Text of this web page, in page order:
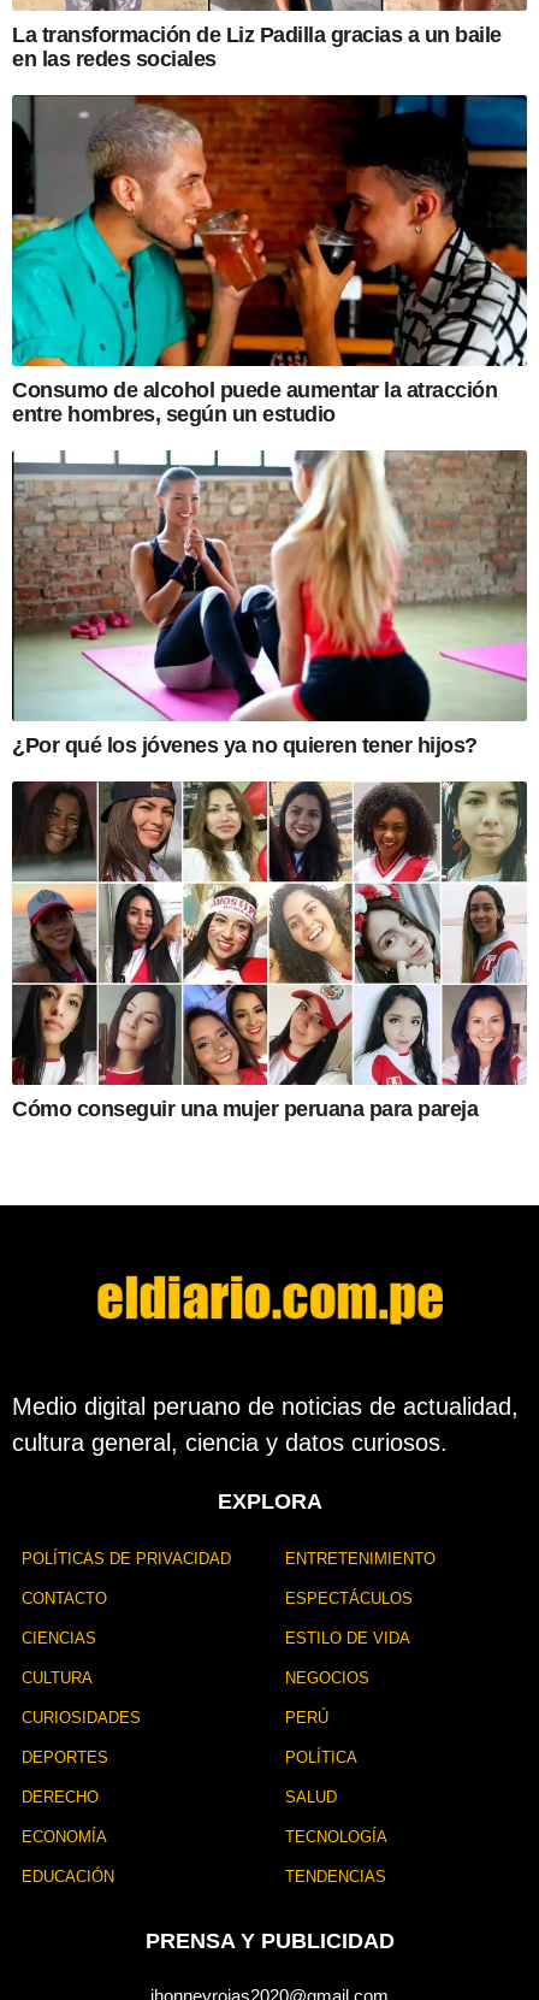
La transformación de Liz Padilla gracias a un baile
en las redes sociales
Consumo de alcohol puede aumentar la atracción
entre hombres, según un estudio
¿Por qué los jóvenes ya no quieren tener hijos?
Cómo conseguir una mujer peruana para pareja
Medio digital peruano de noticias de actualidad,
cultura general, ciencia y datos curiosos.
EXPLORA
POLÍTICAS DE PRIVACIDAD
CONTACTO
CIENCIAS
CULTURA
CURIOSIDADES
DEPORTES
DERECHO
ECONOMÍA
EDUCACIÓN
ENTRETENIMIENTO
ESPECTÁCULOS
ESTILO DE VIDA
NEGOCIOS
PERÚ
POLÍTICA
SALUD
TECNOLOGÍA
TENDENCIAS
PRENSA Y PUBLICIDAD
jhonneyrojas2020@gmail.com